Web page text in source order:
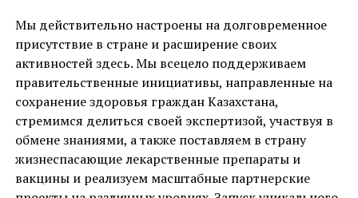
Мы действительно настроены на долговременное
присутствие в стране и расширение своих
активностей здесь. Мы всецело поддерживаем
правительственные инициативы, направленные на
сохранение здоровья граждан Казахстана,
стремимся делиться своей экспертизой, участвуя в
обмене знаниями, а также поставляем в страну
жизнеспасающие лекарственные препараты и
вакцины и реализуем масштабные партнерские